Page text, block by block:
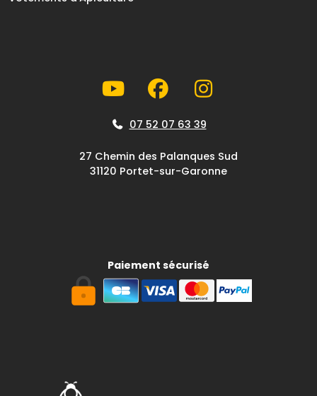
07 52 07 63 39
27 Chemin des Palanques Sud
31120 Portet-sur-Garonne
Paiement sécurisé